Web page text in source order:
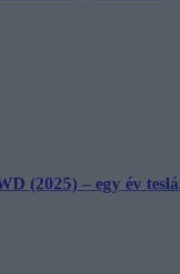
(2025) – egy év